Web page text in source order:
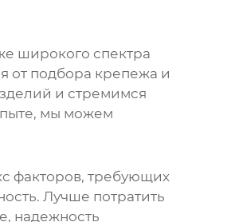
широкого спектра
от подбора крепежа и
и стремимся
мы можем
факторов, требующих
Лучше потратить
надежность